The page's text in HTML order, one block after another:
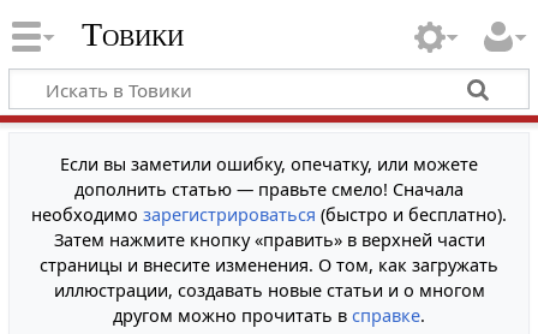
Товики
Если вы заметили ошибку, опечатку, или можете
дополнить статью — правьте смело! Сначала
необходимо зарегистрироваться (быстро и бесплатно).
Затем нажмите кнопку «править» в верхней части
страницы и внесите изменения. О том, как загружать
иллюстрации, создавать новые статьи и о многом
другом можно прочитать в справке.